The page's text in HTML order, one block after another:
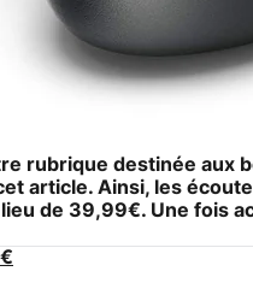
rubrique destinée aux
article. Ainsi, les
de 39,99€. Une fois